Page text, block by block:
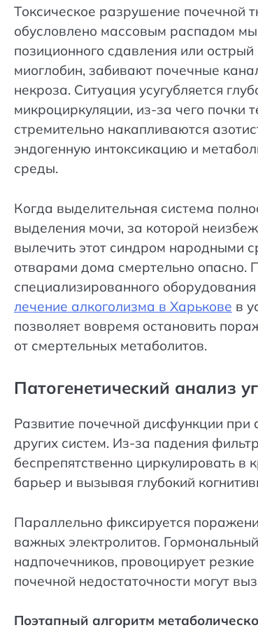
Токсическое разрушение почечной
обусловлено массовым распадом
позиционного сдавления или
миоглобин, забивают почечные
некроза. Ситуация усугубляется
микроциркуляции, из-за чего почки
стремительно накапливаются
эндогенную интоксикацию и
среды.
Когда выделительная система
выделения мочи, за которой
вылечить этот синдром народными
отварами дома смертельно
специализированного
лечение алкоголизма в Харькове в
позволяет вовремя остановить
от смертельных метаболитов.
Патогенетический анализ
Развитие почечной дисфункции при
других систем. Из-за падения
беспрепятственно циркулировать
барьер и вызывая глубокий
Параллельно фиксируется
важных электролитов.
надпочечников, провоцирует
почечной недостаточности могут
Поэтапный алгоритм